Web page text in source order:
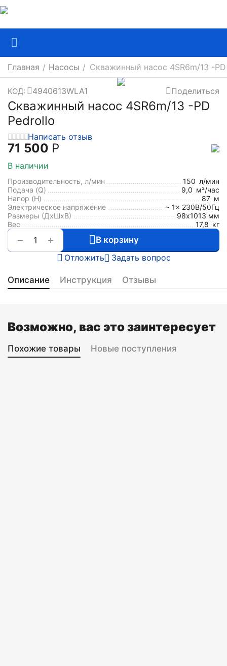
Главная / Насосы / Скважинный насос 4SR6m/13 -
КОД: 4940613WLA1 Поделиться
Скважинный насос 4SR6m/13 -PD
Pedrollo
Написать отзыв
71 500 Р
В наличии
Производительность, л/мин 150 л/мин
Подача (Q)
9,0 м³/час
Напор (H)
87 м
Электрическое напряжение
~ 1x 230В/50Гц
Размеры (ДхШxВ)
98х1013 мм
Вес
17,8 кг
+
−
В корзину
Отложить
Задать вопрос
Описание Инструкция Отзывы
Возможно, вас это заинтересует
Похожие товары Новые поступления